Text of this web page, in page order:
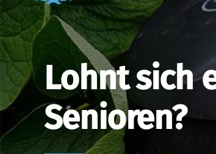
Lohnt sich
Senioren?